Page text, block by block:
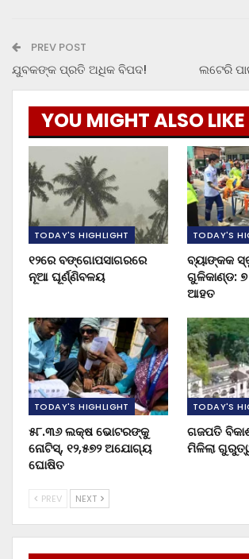
PREV POST
ଯୁବକଙ୍କ ପ୍ରତି ଅଧିକ ବିପଦ! ଲଟେରି
YOU MIGHT ALSO LIKE
TODAY'S HIGHLIGHT
୧୨ରେ ବଙ୍ଗୋପସାଗରରେ
ନୂଆ ଘୂର୍ଣ୍ଣିବଳୟ
TODAY'S
ବ୍ୟାଙ୍କକ
ଗୁଳିକାଣ୍ଡ:
ଆହତ
TODAY'S HIGHLIGHT
୫୮.୩୬ ଲକ୍ଷ ଭୋଟରଙ୍କୁ
ନୋଟିସ୍‌, ୧୨,୫୭୨ ଅଯୋଗ୍ୟ
ଘୋଷିତ
TODAY'S
ଗଜପତି
ମିଳିଲା
PREV NEXT